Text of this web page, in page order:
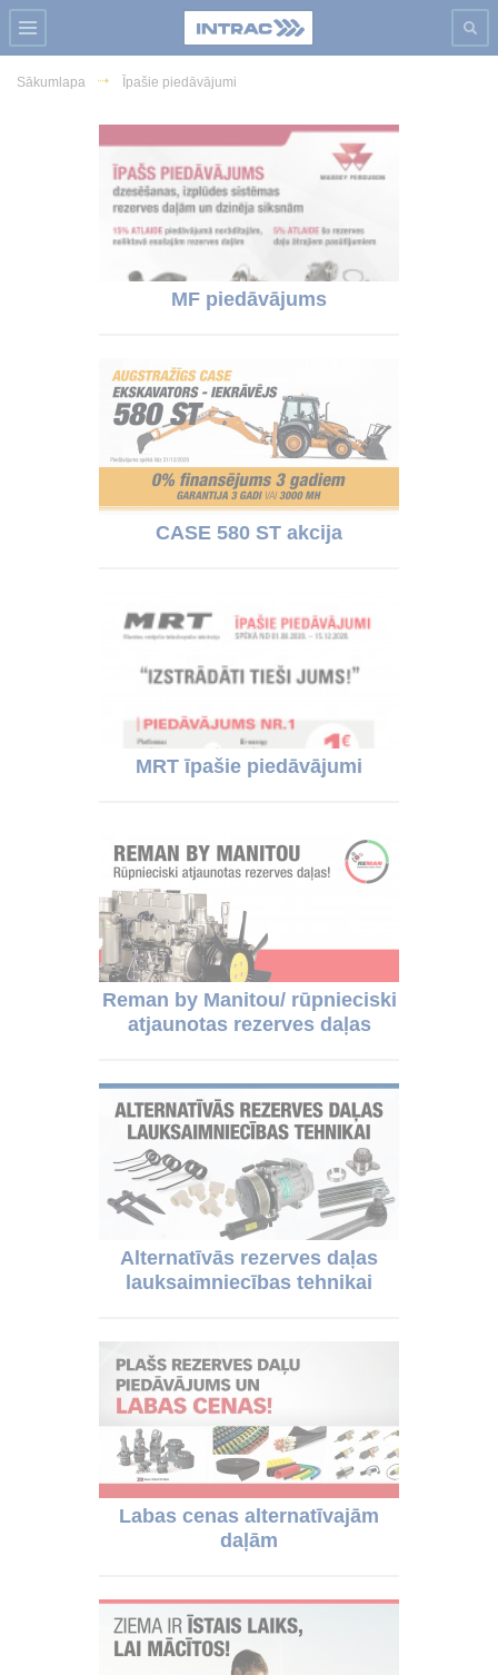
Sākumlapa Īpašie piedāvājumi
MF piedāvājums
CASE 580 ST akcija
MRT īpašie piedāvājumi
Reman by Manitou/ rūpnieciski
atjaunotas rezerves daļas
Alternatīvās rezerves daļas
lauksaimniecības tehnikai
Labas cenas alternatīvajām
daļām